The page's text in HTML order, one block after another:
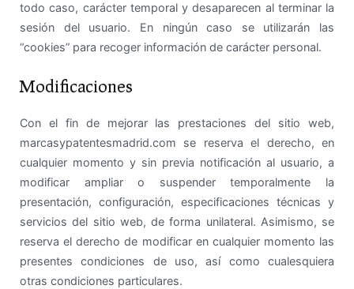
todo caso, carácter temporal y desaparecen al terminar la
sesión del usuario. En ningún caso se utilizarán las
“cookies” para recoger información de carácter personal.
Modificaciones
Con el fin de mejorar las prestaciones del sitio web,
marcasypatentesmadrid.com se reserva el derecho, en
cualquier momento y sin previa notificación al usuario, a
modificar ampliar o suspender temporalmente la
presentación, configuración, especificaciones técnicas y
servicios del sitio web, de forma unilateral. Asimismo, se
reserva el derecho de modificar en cualquier momento las
presentes condiciones de uso, así como cualesquiera
otras condiciones particulares.